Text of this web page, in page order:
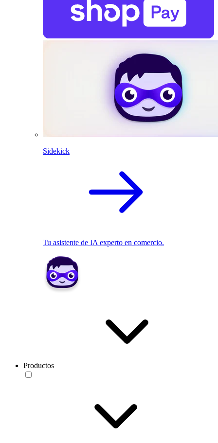
Sidekick
Tu asistente de IA experto en comercio.
Productos